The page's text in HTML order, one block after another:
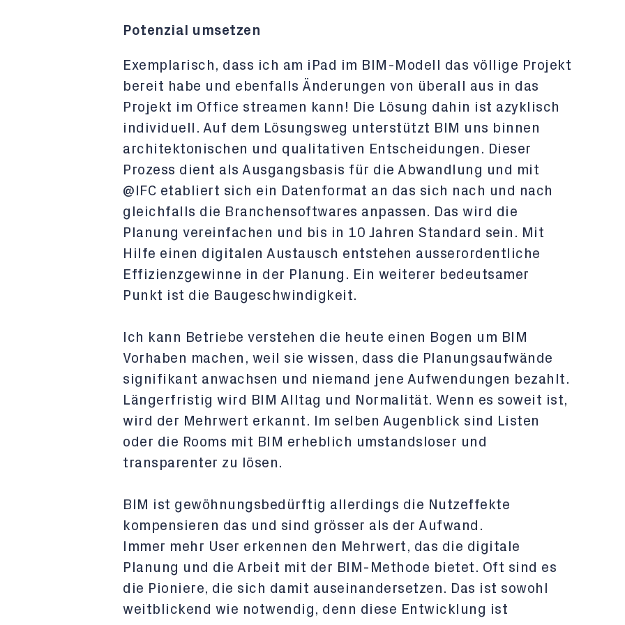
Potenzial umsetzen
Exemplarisch, dass ich am iPad im BIM-Modell das völlige Projekt
bereit habe und ebenfalls Änderungen von überall aus in das
Projekt im Office streamen kann! Die Lösung dahin ist azyklisch
individuell. Auf dem Lösungsweg unterstützt BIM uns binnen
architektonischen und qualitativen Entscheidungen. Dieser
Prozess dient als Ausgangsbasis für die Abwandlung und mit
@IFC etabliert sich ein Datenformat an das sich nach und nach
gleichfalls die Branchensoftwares anpassen. Das wird die
Planung vereinfachen und bis in 10 Jahren Standard sein. Mit
Hilfe einen digitalen Austausch entstehen ausserordentliche
Effizienzgewinne in der Planung. Ein weiterer bedeutsamer
Punkt ist die Baugeschwindigkeit.
Ich kann Betriebe verstehen die heute einen Bogen um BIM
Vorhaben machen, weil sie wissen, dass die Planungsaufwände
signifikant anwachsen und niemand jene Aufwendungen bezahlt.
Längerfristig wird BIM Alltag und Normalität. Wenn es soweit ist,
wird der Mehrwert erkannt. Im selben Augenblick sind Listen
oder die Rooms mit BIM erheblich umstandsloser und
transparenter zu lösen.
BIM ist gewöhnungsbedürftig allerdings die Nutzeffekte
kompensieren das und sind grösser als der Aufwand.
Immer mehr User erkennen den Mehrwert, das die digitale
Planung und die Arbeit mit der BIM-Methode bietet. Oft sind es
die Pioniere, die sich damit auseinandersetzen. Das ist sowohl
weitblickend wie notwendig, denn diese Entwicklung ist